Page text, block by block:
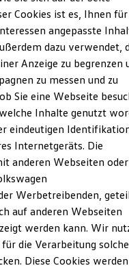
und Updates
ID.
im
Cookies ist es, Ihnen für
angepasste
dazu verwendet,
Anzeige zu begrenzen
zu messen und zu
Sie eine Webseite
Inhalte genutzt
eindeutigen
Internetgeräts. Die
anderen Webseiten oder
Werbetreibenden,
auf anderen Webseiten
werden kann. Wir
die Verarbeitung
Diese Cookies